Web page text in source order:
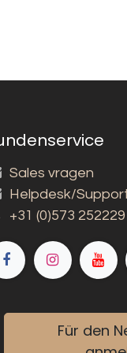
Sales vragen
Helpdesk/
+31 (0)573 252229
Für den